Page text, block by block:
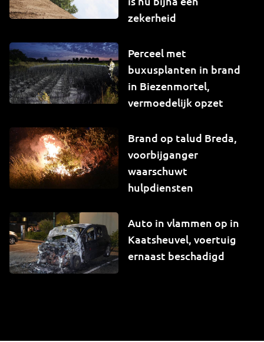
zekerheid
Perceel met
buxusplanten in brand
in Biezenmortel,
vermoedelijk opzet
Brand op talud Breda,
voorbijganger
waarschuwt
hulpdiensten
Auto in vlammen op in
Kaatsheuvel, voertuig
ernaast beschadigd